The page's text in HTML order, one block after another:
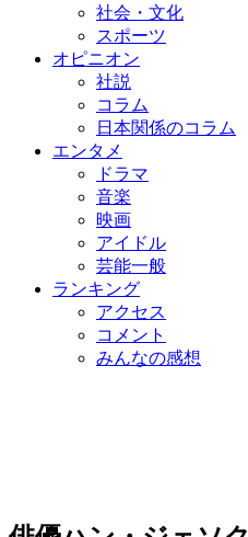
社会・文化
スポーツ
オピニオン
社説
コラム
日本関係のコラム
エンタメ
ドラマ
音楽
映画
アイドル
芸能一般
ランキング
アクセス
コメント
みんなの感想